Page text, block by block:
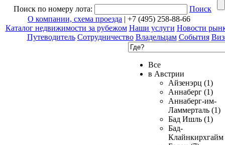
Поиск по номеру лота:
Поиск
О компании, схема проезда | +7 (495) 258-88-66
Каталог недвижимости за рубежом Наши услуги Новости
Путеводитель Сотрудничество Владельцам События
Все
в Австрии
Айзенэрц (1)
Аннаберг (1)
Аннаберг-им-
Ламмерталь (1)
Бад Ишль (1)
Бад-
Клайнкирхгайм